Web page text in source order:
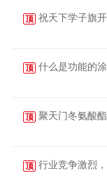
顶 祝天下学子旗开
顶 什么是功能的涂
顶 聚天门冬氨酸
顶 行业竞争激烈，